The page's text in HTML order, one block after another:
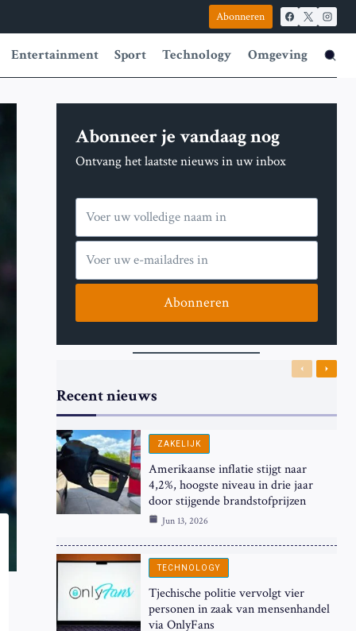
Abonneren
Entertainment Sport Technology Omgeving
Abonneer je vandaag nog
Ontvang het laatste nieuws in uw inbox
Abonneren
Recent nieuws
Previous
Next
ZAKELIJK
Amerikaanse inflatie stijgt naar
4,2%, hoogste niveau in drie jaar
door stijgende brandstofprijzen
Jun 13, 2026
TECHNOLOGY
Tjechische politie vervolgt vier
personen in zaak van mensenhandel
via OnlyFans